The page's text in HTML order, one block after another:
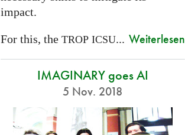
impact.
For this, the TROP ICSU... Weiterlesen
IMAGINARY goes AI
5 Nov. 2018